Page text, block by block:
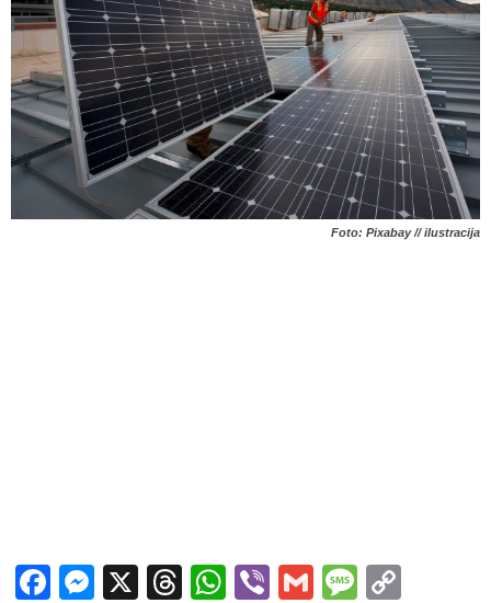
Foto: Pixabay // ilustracija
Facebook
Messenger
X Threads
WhatsApp
ViberGmail